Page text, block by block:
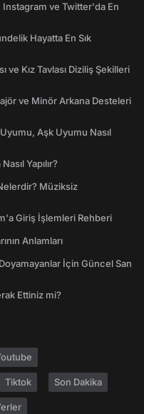
ve Twitter'da En
Hayatta En Sık
ve Kız Tavlası Diziliş Şekilleri
ve Minör Arkana Desteleri
Aşk Uyumu Nasıl
Yapılır?
Müziksiz
Giriş İşlemleri Rehberi
Anlamları
İçin Güncel San
Ettiniz mi?
Tiktok Son Dakika